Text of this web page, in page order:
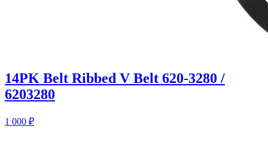
14PK Belt Ribbed V Belt 620-3280 /
6203280
1 000 ₽